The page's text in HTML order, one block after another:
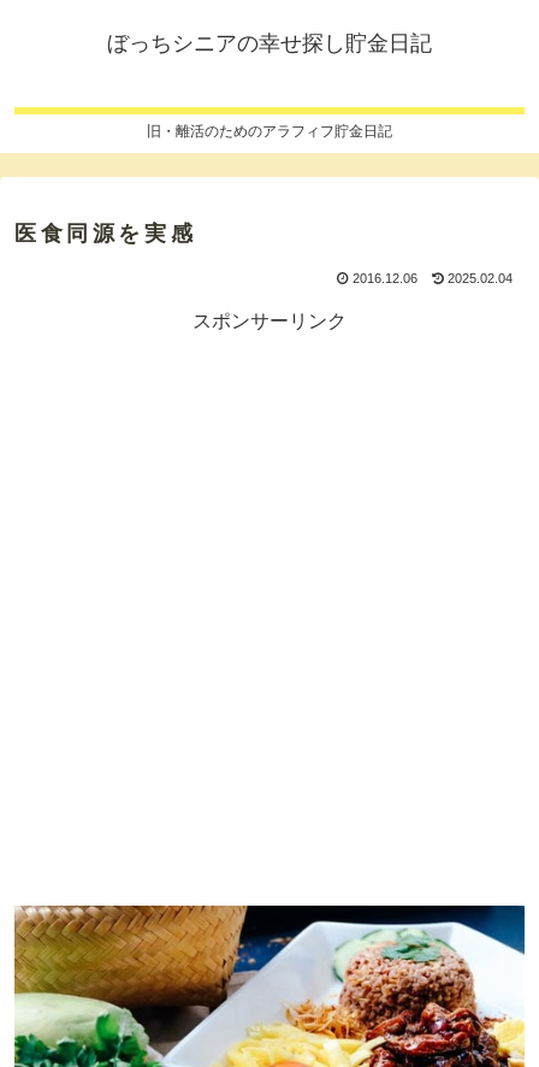
ぼっちシニアの幸せ探し貯金日記
旧・離活のためのアラフィフ貯金日記
医食同源を実感
2016.12.06 2025.02.04
スポンサーリンク